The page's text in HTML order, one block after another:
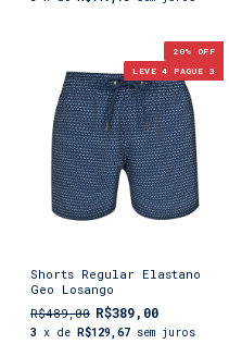
20% OFF
LEVE 4 PAGUE 3
Shorts Regular Elastano
Geo Losango
R$489,00 R$389,00
3 x de R$129,67 sem juros